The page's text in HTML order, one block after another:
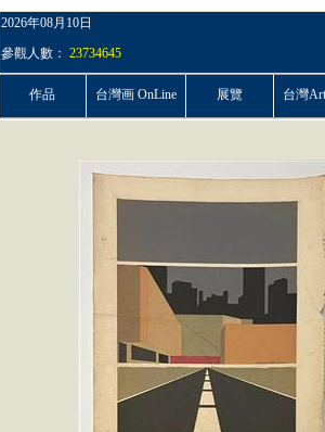
2026年08月10日
參觀人數： 23734645
作品 台灣画 OnLine 展覽 台灣